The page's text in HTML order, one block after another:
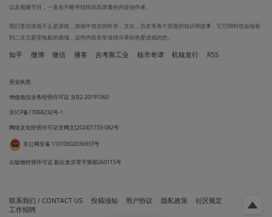
以及视频节目，一直在不断寻找民间高质量的内容创作者。
我们坚信游戏不止是游戏，游戏中包含的科学，文化，历史等各个层面的知识和故事，它们同时也会辐射
到二次元甚至电影的领域，这些内容非常值得分享给热爱游戏的您。
知乎 微博 微信 播客 吉考斯工业 核市奇谭 机核发行 RSS
营业执照
增值电信业务经营许可证 京B2-20191060
京ICP备17068232号-1
网络文化经营许可证京网文[2024]1733-082号
京公网安备 11010502036937号
出版物经营许可证 新出发京零字第朝260115号
联系我们 / CONTACT US 投稿须知 用户协议 隐私政策
社区规定
工作招聘